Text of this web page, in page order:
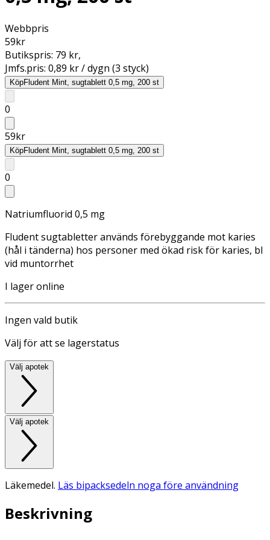
Webbpris
59kr
Butikspris: 79 kr,
Jmfs.pris: 0,89 kr / dygn (3 styck)
KöpFludent Mint, sugtablett 0,5 mg, 200 st
0
59kr
KöpFludent Mint, sugtablett 0,5 mg, 200 st
0
Natriumfluorid 0,5 mg
Fludent sugtabletter används förebyggande mot karies
(hål i tänderna) hos personer med ökad risk för karies, bl
vid muntorrhet
I lager online
Ingen vald butik
Välj för att se lagerstatus
Välj apotek
Välj apotek
Läkemedel. Läs bipacksedeln noga före användning
Beskrivning